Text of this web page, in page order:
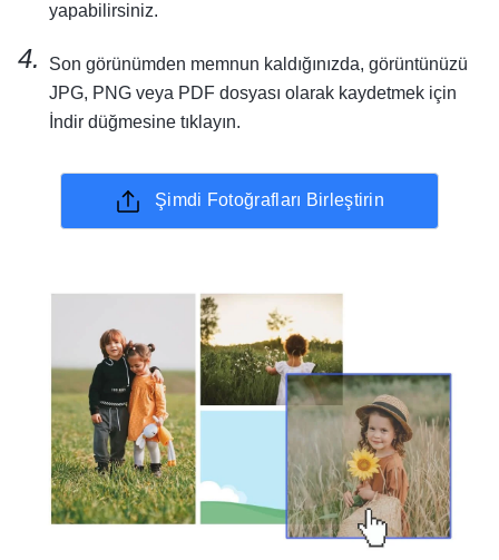
yapabilirsiniz.
Son görünümden memnun kaldığınızda, görüntünüzü
JPG, PNG veya PDF dosyası olarak kaydetmek için
İndir düğmesine tıklayın.
Şimdi Fotoğrafları Birleştirin